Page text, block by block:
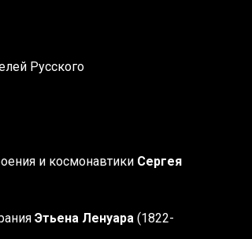
Русского
и космонавтики Сергея
Этьена Ленуара (1822-